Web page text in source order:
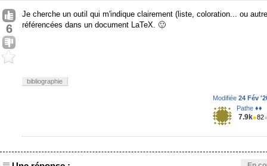
6
Je cherche un outil qui m'indique clairement (liste, coloration... ou
référencées dans un document LaTeX. 🙂
bibliographie
Modifiée 24 Fév
Pathe ♦♦
7.9k●82